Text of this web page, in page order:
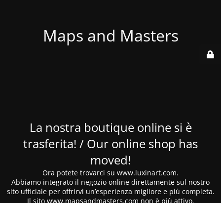
Maps and Masters
La nostra boutique online si è
trasferita! / Our online shop has
moved!
Ora potete trovarci su www.luxinart.com.
Abbiamo integrato il negozio online direttamente sul nostro
sito ufficiale per offrirvi un’esperienza migliore e più completa.
Il sito www.mapsandmasters.com non è più attivo.